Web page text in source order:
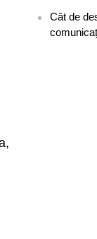
Cât de